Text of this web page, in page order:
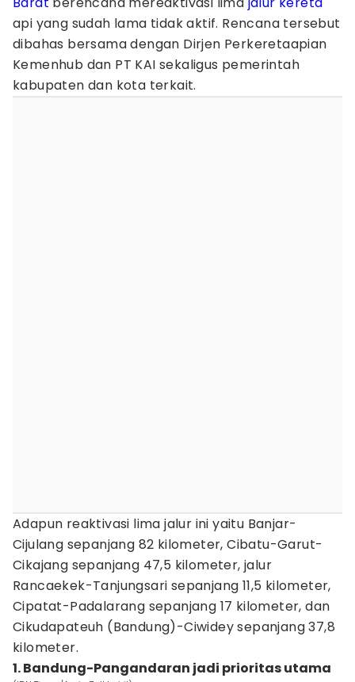
api yang sudah lama tidak aktif. Rencana tersebut
dibahas bersama dengan Dirjen Perkeretaapian
Kemenhub dan PT KAI sekaligus pemerintah
kabupaten dan kota terkait.
Adapun reaktivasi lima jalur ini yaitu Banjar-
Cijulang sepanjang 82 kilometer, Cibatu-Garut-
Cikajang sepanjang 47,5 kilometer, jalur
Rancaekek-Tanjungsari sepanjang 11,5 kilometer,
Cipatat-Padalarang sepanjang 17 kilometer, dan
Cikudapateuh (Bandung)-Ciwidey sepanjang 37,8
kilometer.
1. Bandung-Pangandaran jadi prioritas utama